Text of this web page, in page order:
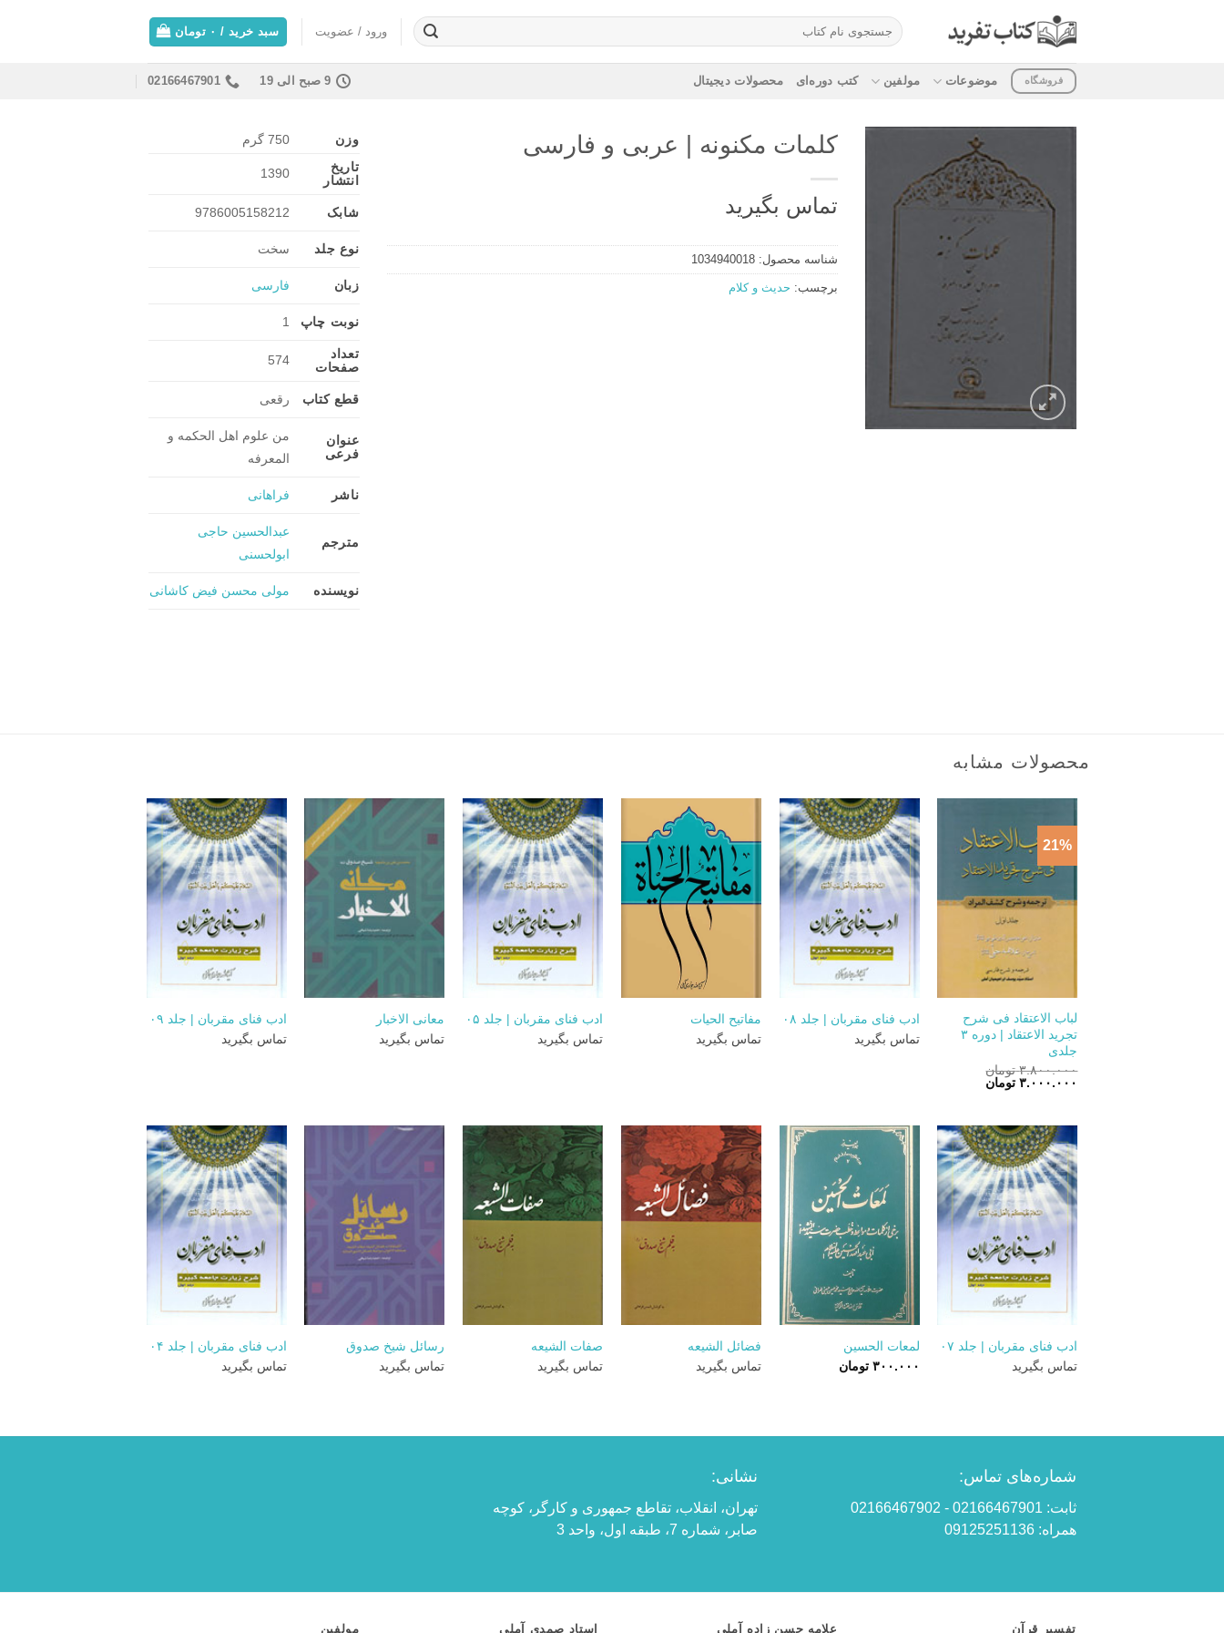
جستجو
برای:
ورود / عضویت سبد خرید / ۰ تومان
فروشگاه موضوعات مولفین کتب دوره‌ای محصولات دیجیتال 9 صبح الی 19 02166467901
کلمات مکنونه | عربی و فارسی
تماس بگیرید
شناسه محصول:1034940018
برچسب: حدیث و کلام
وزن
750 گرم
تاریخ
انتشار
1390
شابک 9786005158212
نوع جلد سخت
زبان فارسی
نوبت چاپ 1
تعداد
صفحات
574
قطع کتاب رقعی
عنوان
فرعی
من علوم اهل الحکمه و
المعرفه
ناشر فراهانی
مترجم
عبدالحسین حاجی
ابولحسنی
نویسنده مولی محسن فیض کاشانی
محصولات مشابه
21%
لباب الاعتقاد فی شرح
تجرید الاعتقاد | دوره ۳
جلدی
۳.۸۰۰.۰۰۰ تومان
قیمت
۳.۰۰۰.۰۰۰ تومانقیمت
ادب فنای مقربان | جلد ۰۸
تماس بگیرید
مفاتیح الحیات
تماس بگیرید
ادب فنای مقربان | جلد ۰۵
تماس بگیرید
معانی الاخبار
تماس بگیرید
ادب فنای مقربان | جلد ۰۹
تماس بگیرید
ادب فنای مقربان | جلد ۰۷
تماس بگیرید
لمعات الحسین
۳۰۰.۰۰۰ تومان
+
فضائل الشیعه
تماس بگیرید
+
صفات الشیعه
تماس بگیرید
رسائل شیخ صدوق
تماس بگیرید
ادب فنای مقربان | جلد ۰۴
تماس بگیرید
شماره‌های تماس:
ثابت: 02166467901 - 02166467902
همراه: 09125251136
نشانی:
تهران، انقلاب، تقاطع جمهوری و کارگر، کوچه
صابر، شماره 7، طبقه اول، واحد 3
تفسیر قرآن علامه حسن زاده آملی استاد صمدی آملی مولفین